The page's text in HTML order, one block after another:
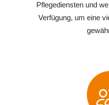
Pflegediensten und
Verfügung, um eine